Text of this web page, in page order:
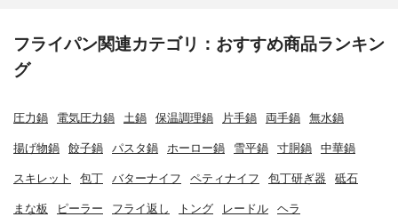
フライパン関連カテゴリ：おすすめ商品ランキン
グ
圧力鍋 電気圧力鍋 土鍋 保温調理鍋 片手鍋 両手鍋 無水鍋
揚げ物鍋 餃子鍋 パスタ鍋 ホーロー鍋 雪平鍋 寸胴鍋 中華鍋
スキレット 包丁 バターナイフ ペティナイフ 包丁研ぎ器 砥石
まな板 ピーラー フライ返し トング レードル ヘラ